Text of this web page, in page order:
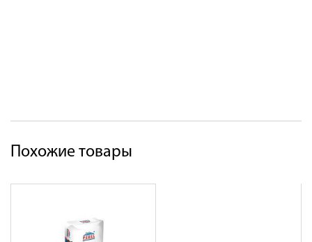
Похожие товары